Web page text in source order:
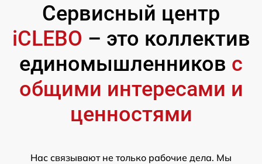
Сервисный центр
iCLEBO – это коллектив
единомышленников с
общими интересами и
ценностями
Нас связывают не только рабочие дела. Мы